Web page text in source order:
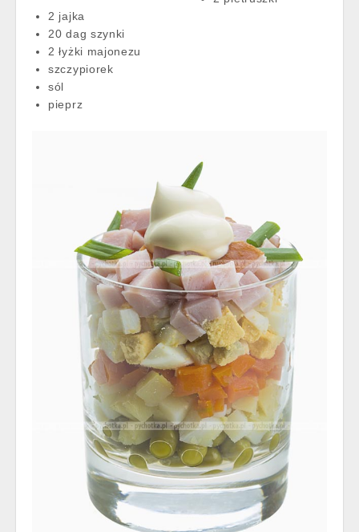
2 jajka
20 dag szynki
2 łyżki majonezu
szczypiorek
sól
pieprz